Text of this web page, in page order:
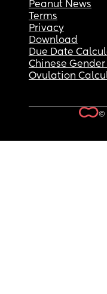
Peanut News
Terms
Privacy
Download
Due Date
Chinese
Ovulation
©